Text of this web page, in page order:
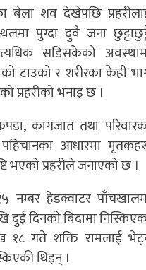
बेला शव देखेपछि
पुग्दा दुवै जना
सडिसकेको
टाउको र शरीरका केही
प्रहरीको भनाइ छ ।
कागजात तथा
आधारमा
भएको प्रहरीले जनाएको छ ।
नम्बर हेडक्वाटर
दुई दिनको बिदामा
१८ गते शक्ति रामलाई
थिइन् ।